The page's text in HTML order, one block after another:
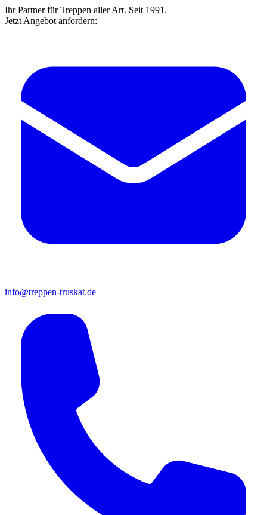
Ihr Partner für Treppen aller Art. Seit 1991.
Jetzt Angebot anfordern:
info@treppen-truskat.de